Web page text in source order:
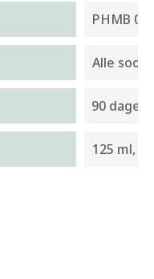
PHMB
Alle
90 dagen
125 ml,